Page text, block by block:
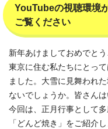
YouTubeの視聴環境
ご覧ください
新年あけましておめでと
東京に住む私たちにとっ
ました。大雪に見舞われ
ないでしょうか。皆さん
今回は、正月行事として
「どんど焼き」をご紹介し